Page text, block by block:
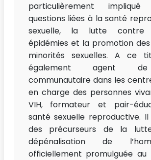
particulièrement
questions liées à la santé
sexuelle, la lutte contre
épidémies et la promotion
minorités sexuelles. A ce
également agent
communautaire dans les
en charge des personnes
VIH, formateur et pair-
santé sexuelle reproductive.
des précurseurs de la
dépénalisation de
officiellement promulguée au